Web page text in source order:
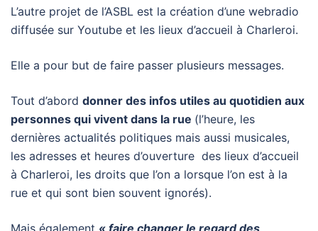
L’autre projet de l’ASBL est la création d’une webradio
diffusée sur Youtube et les lieux d’accueil à Charleroi.
Elle a pour but de faire passer plusieurs messages.
Tout d’abord donner des infos utiles au quotidien aux
personnes qui vivent dans la rue (l’heure, les
dernières actualités politiques mais aussi musicales,
les adresses et heures d’ouverture des lieux d’accueil
à Charleroi, les droits que l’on a lorsque l’on est à la
rue et qui sont bien souvent ignorés).